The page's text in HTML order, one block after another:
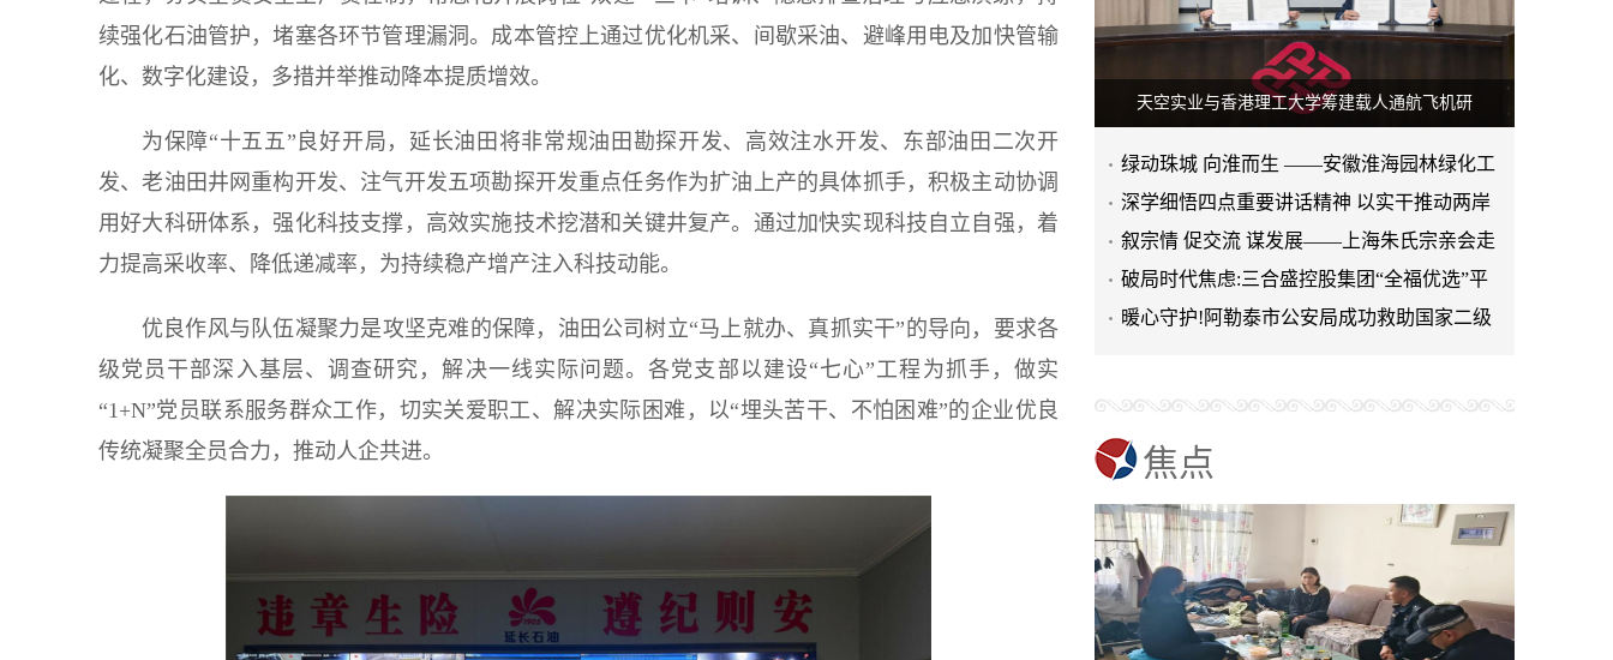
续强化石油管护，堵塞各环节管理漏洞。成本管控上通过优化机采、间歇采油、避峰用电及加快管输
化、数字化建设，多措并举推动降本提质增效。
为保障“十五五”良好开局，延长油田将非常规油田勘探开发、高效注水开发、东部油田二次开
发、老油田井网重构开发、注气开发五项勘探开发重点任务作为扩油上产的具体抓手，积极主动协调
用好大科研体系，强化科技支撑，高效实施技术挖潜和关键井复产。通过加快实现科技自立自强，着
力提高采收率、降低递减率，为持续稳产增产注入科技动能。
优良作风与队伍凝聚力是攻坚克难的保障，油田公司树立“马上就办、真抓实干”的导向，要求各
级党员干部深入基层、调查研究，解决一线实际问题。各党支部以建设“七心”工程为抓手，做实
“1+N”党员联系服务群众工作，切实关爱职工、解决实际困难，以“埋头苦干、不怕困难”的企业优良
传统凝聚全员合力，推动人企共进。
天空实业与香港理工大学筹建载人通航飞机研
绿动珠城 向淮而生 ——安徽淮海园林绿化工
程有限公司发展纪实
深学细悟四点重要讲话精神 以实干推动两岸
融合发展
叙宗情 促交流 谋发展——上海朱氏宗亲会走
进上海晨烨家具有限公
破局时代焦虑:三合盛控股集团“全福优选”平
台正式启航
暖心守护!阿勒泰市公安局成功救助国家二级
焦点